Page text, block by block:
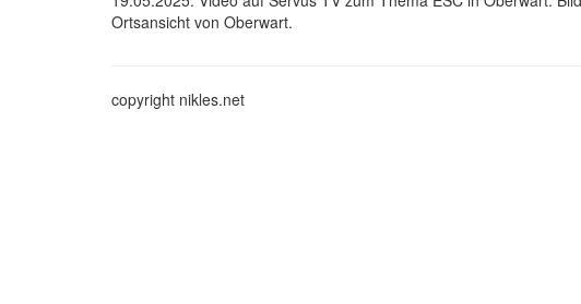
Ortsansicht von Oberwart.
copyright nikles.net